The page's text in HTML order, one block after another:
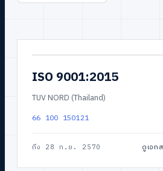
ISO 9001:2015
TUV NORD (Thailand)
66 100 150121
ถึง 28 ก.ย. 2570 ดูเอก